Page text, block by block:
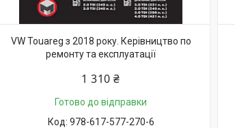
VW Touareg з 2018 року. Керівництво по
ремонту та експлуатації
1 310 ₴
Готово до відправки
978-617-577-270-6